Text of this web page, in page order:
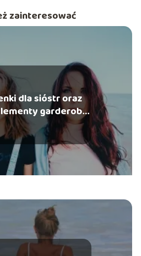
zainteresować
dla sióstr oraz
garderoby
rodzeństwa